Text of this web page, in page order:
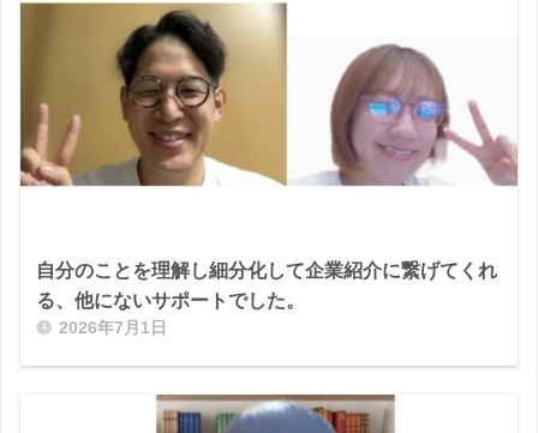
自分のことを理解し細分化して企業紹介に繋げてくれ
る、他にないサポートでした。
2026年7月1日